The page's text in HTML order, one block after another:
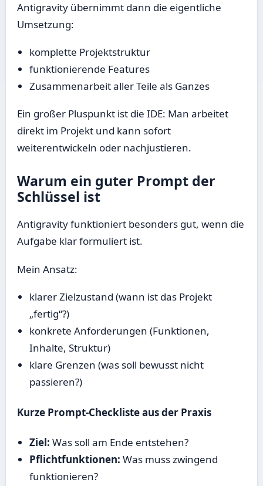
Antigravity übernimmt dann die eigentliche
Umsetzung:
komplette Projektstruktur
funktionierende Features
Zusammenarbeit aller Teile als Ganzes
Ein großer Pluspunkt ist die IDE: Man arbeitet
direkt im Projekt und kann sofort
weiterentwickeln oder nachjustieren.
Warum ein guter Prompt der
Schlüssel ist
Antigravity funktioniert besonders gut, wenn die
Aufgabe klar formuliert ist.
Mein Ansatz:
klarer Zielzustand (wann ist das Projekt
„fertig“?)
konkrete Anforderungen (Funktionen,
Inhalte, Struktur)
klare Grenzen (was soll bewusst nicht
passieren?)
Kurze Prompt-Checkliste aus der Praxis
Ziel: Was soll am Ende entstehen?
Pflichtfunktionen: Was muss zwingend
funktionieren?